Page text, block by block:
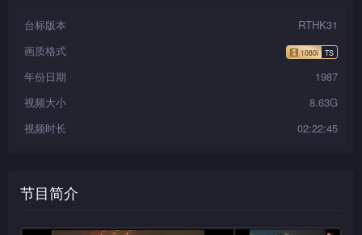
台标版本
RTHK31
画质格式
年份日期
1987
视频大小
8.63G
视频时长
02:22:45
节目简介